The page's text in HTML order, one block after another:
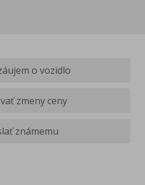
o vozidlo
zmeny ceny
známemu